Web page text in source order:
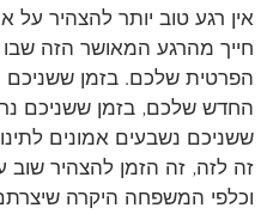
אין רגע טוב יותר להצהיר
חייך מהרגע המאושר הזה
הפרטית שלכם. בזמן ששניכם
החדש שלכם, בזמן ששניכם
ששניכם נשבעים אמונים
זה לזה, זה הזמן להצהיר
וכלפי המשפחה היקרה